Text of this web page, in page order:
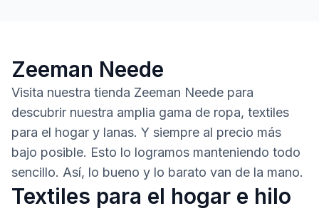
Zeeman Neede
Visita nuestra tienda Zeeman Neede para
descubrir nuestra amplia gama de ropa, textiles
para el hogar y lanas. Y siempre al precio más
bajo posible. Esto lo logramos manteniendo todo
sencillo. Así, lo bueno y lo barato van de la mano.
Textiles para el hogar e hilo